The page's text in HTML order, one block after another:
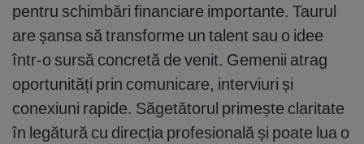
pentru schimbări financiare importante. Taurul
are șansa să transforme un talent sau o idee
într-o sursă concretă de venit. Gemenii atrag
oportunități prin comunicare, interviuri și
conexiuni rapide. Săgetătorul primește claritate
în legătură cu direcția profesională și poate lua o